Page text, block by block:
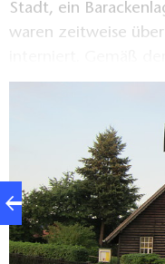
Stadt, ein
waren zeitweise
interniert. Gemäß
von 1907 und mit
Roten Kreuzes
Wichtige Teile der
übertrug die
selbst, so dass ein
Architekturdenkmal
Boden seines